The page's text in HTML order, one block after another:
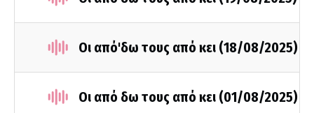
Οι από'δω τους από κει (18/08/2025)
Οι από δω τους από κει (01/08/2025)